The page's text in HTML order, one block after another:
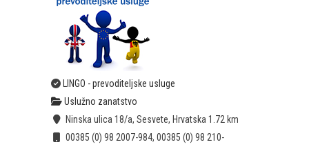
LINGO - prevoditeljske usluge
Uslužno zanatstvo
Ninska ulica 18/a, Sesvete, Hrvatska 1.72 km
00385 (0) 98 2007-984, 00385 (0) 98 210-